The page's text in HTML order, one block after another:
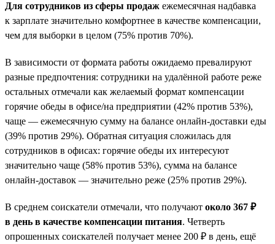
Для сотрудников из сферы продаж ежемесячная надбавка
к зарплате значительно комфортнее в качестве компенсации,
чем для выборки в целом (75% против 70%).
В зависимости от формата работы ожидаемо превалируют
разные предпочтения: сотрудники на удалённой работе реже
остальных отмечали как желаемый формат компенсации
горячие обеды в офисе/на предприятии (42% против 53%),
чаще — ежемесячную сумму на балансе онлайн-доставки еды
(39% против 29%). Обратная ситуация сложилась для
сотрудников в офисах: горячие обеды их интересуют
значительно чаще (58% против 53%), сумма на балансе
онлайн-доставок — значительно реже (25% против 29%).
В среднем соискатели отмечали, что получают около 367 ₽
в день в качестве компенсации питания. Четверть
опрошенных соискателей получает менее 200 ₽ в день, ещё